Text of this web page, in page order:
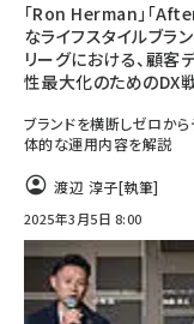
「Ron Herman」「
なライフスタイルブラ
リーグにおける、顧客
性最大化のためのDX
ブランドを横断しゼロか
体的な運用内容を解説
渡辺 淳子[執筆]
2025年3月5日 8:00